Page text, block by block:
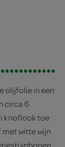
olijfolie in een
circa 6
knoflook toe
met witte wijn